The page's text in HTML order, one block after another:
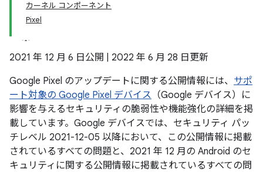
カーネル コンポーネント
Pixel
2021 年 12 月 6 日公開 | 2022 年 6 月 28 日更新
Google Pixel のアップデートに関する公開情報には、 サポ
ート対象の Google Pixel デバイス （Google デバイス）に
影響を与えるセキュリティの脆弱性や機能強化の詳細を掲
載しています。Google デバイスでは、セキュリティ パッ
チレベル 2021-12-05 以降において、この公開情報に掲載
されているすべての問題と、2021 年 12 月の Android のセ
キュリティに関する公開情報に掲載されているすべての問